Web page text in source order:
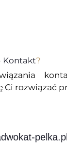
Kontakt?
Ci rozwiązać
pelka.pl